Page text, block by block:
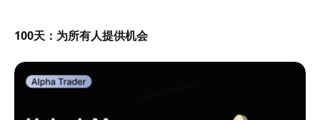
100天：为所有人提供机会